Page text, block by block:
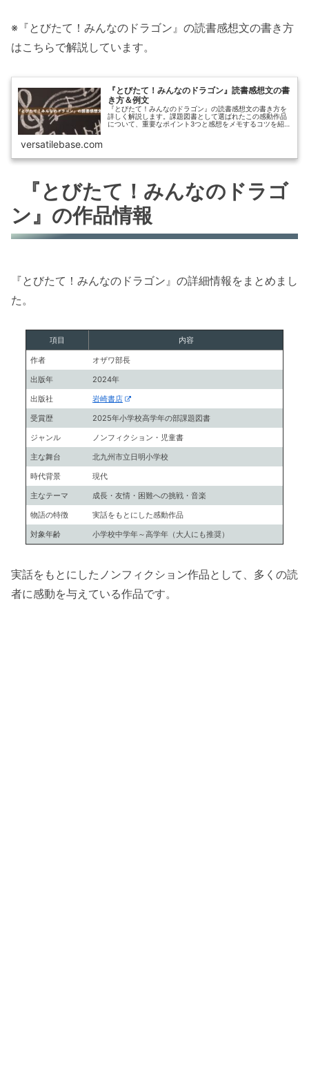
※『とびたて！みんなのドラゴン』の読書感想文の書き方
はこちらで解説しています。
『とびたて！みんなのドラゴン』読書感想文の書
き方＆例文
『とびたて！みんなのドラゴン』の読書感想文の書き方を
詳しく解説します。課題図書として選ばれたこの感動作品
について、重要なポイント3つと感想をメモするコツを紹
versatilebase.com
『とびたて！みんなのドラゴ
ン』の作品情報
『とびたて！みんなのドラゴン』の詳細情報をまとめまし
た。
項目 内容
作者
オザワ部長
出版年
2024年
出版社
岩崎書店
受賞歴
2025年小学校高学年の部課題図書
ジャンル
ノンフィクション・児童書
主な舞台
北九州市立日明小学校
時代背景
現代
主なテーマ
成長・友情・困難への挑戦・音楽
物語の特徴
実話をもとにした感動作品
対象年齢
小学校中学年～高学年（大人にも推奨）
実話をもとにしたノンフィクション作品として、多くの読
者に感動を与えている作品です。